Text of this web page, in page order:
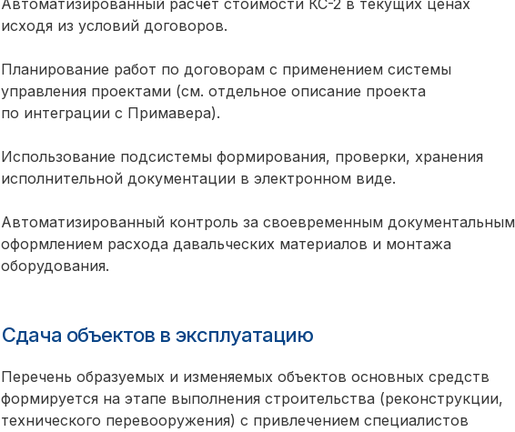
Автоматизированный расчёт стоимости КС-2 в текущих ценах
исходя из условий договоров.
Планирование работ по договорам с применением системы
управления проектами (см. отдельное описание проекта
по интеграции с Примавера).
Использование подсистемы формирования, проверки, хранения
исполнительной документации в электронном виде.
Автоматизированный контроль за своевременным документальным
оформлением расхода давальческих материалов и монтажа
оборудования.
Сдача объектов в эксплуатацию
Перечень образуемых и изменяемых объектов основных средств
формируется на этапе выполнения строительства (реконструкции,
технического перевооружения) с привлечением специалистов